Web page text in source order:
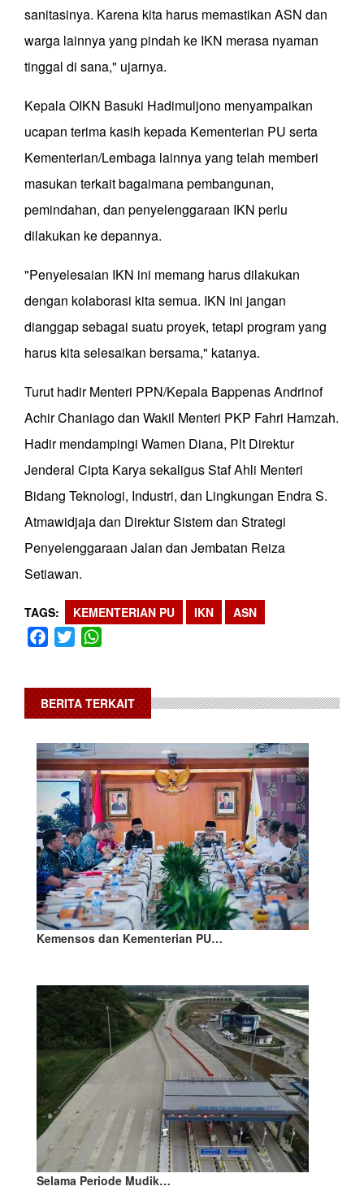
sanitasinya. Karena kita harus memastikan ASN dan
warga lainnya yang pindah ke IKN merasa nyaman
tinggal di sana," ujarnya.
Kepala OIKN Basuki Hadimuljono menyampaikan
ucapan terima kasih kepada Kementerian PU serta
Kementerian/Lembaga lainnya yang telah memberi
masukan terkait bagaimana pembangunan,
pemindahan, dan penyelenggaraan IKN perlu
dilakukan ke depannya.
"Penyelesaian IKN ini memang harus dilakukan
dengan kolaborasi kita semua. IKN ini jangan
dianggap sebagai suatu proyek, tetapi program yang
harus kita selesaikan bersama," katanya.
Turut hadir Menteri PPN/Kepala Bappenas Andrinof
Achir Chaniago dan Wakil Menteri PKP Fahri Hamzah.
Hadir mendampingi Wamen Diana, Plt Direktur
Jenderal Cipta Karya sekaligus Staf Ahli Menteri
Bidang Teknologi, Industri, dan Lingkungan Endra S.
Atmawidjaja dan Direktur Sistem dan Strategi
Penyelenggaraan Jalan dan Jembatan Reiza
Setiawan.
TAGS KEMENTERIAN PU IKN ASN
Facebook
Twitter
BERITA TERKAIT
Kemensos dan Kementerian PU…
Selama Periode Mudik…